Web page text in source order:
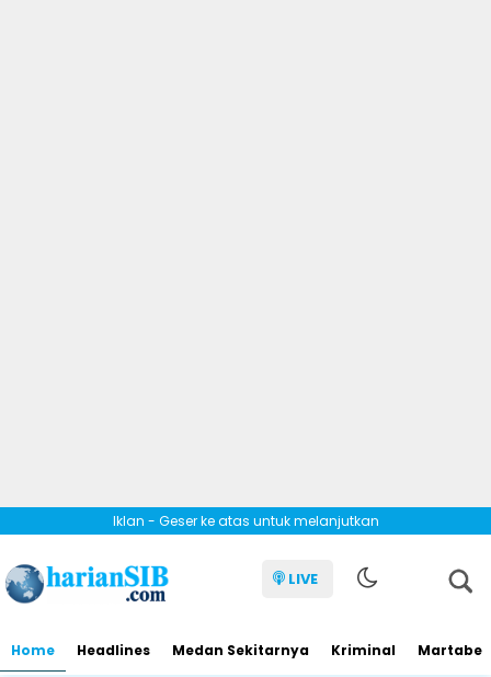
Iklan - Geser ke atas untuk melanjutkan
LIVE
Home Headlines Medan Sekitarnya Kriminal Martabe